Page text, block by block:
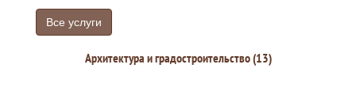
Уточнение вида и принадлежности платежей
по арендной плате или возврат излишне
участки, муниципальное имущество
Все услуги
Архитектура и градостроительство (13)